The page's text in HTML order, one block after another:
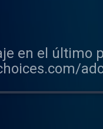
en el último